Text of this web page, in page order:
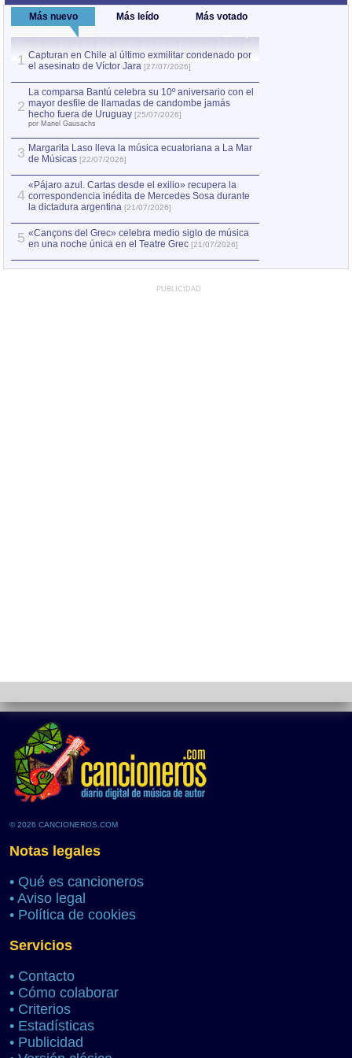
Más nuevo Más leído Más votado
1 Capturan en Chile al último exmilitar condenado por
el asesinato de Víctor Jara [27/07/2026]
2
La comparsa Bantú celebra su 10º aniversario con el
mayor desfile de llamadas de candombe jamás
hecho fuera de Uruguay [25/07/2026]
por Manel Gausachs
3 Margarita Laso lleva la música ecuatoriana a La Mar
de Músicas [22/07/2026]
4
«Pájaro azul. Cartas desde el exilio» recupera la
correspondencia inédita de Mercedes Sosa durante
la dictadura argentina [21/07/2026]
5 «Cançons del Grec» celebra medio siglo de música
en una noche única en el Teatre Grec [21/07/2026]
PUBLICIDAD
© 2026 CANCIONEROS.COM
Notas legales
• Qué es cancioneros
• Aviso legal
• Política de cookies
Servicios
• Contacto
• Cómo colaborar
• Criterios
• Estadísticas
• Publicidad